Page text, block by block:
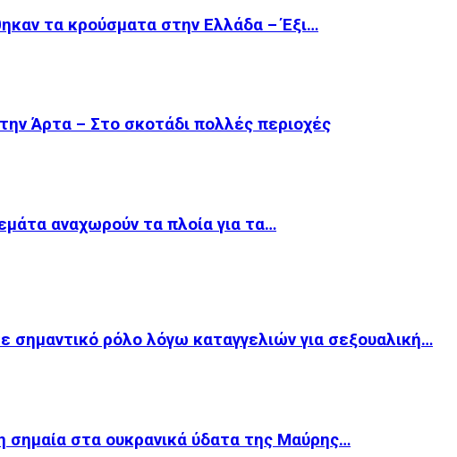
τα κρούσματα στην Ελλάδα – Έξι…
Άρτα – Στο σκοτάδι πολλές περιοχές
αναχωρούν τα πλοία για τα…
σημαντικό ρόλο λόγω καταγγελιών για σεξουαλική…
σημαία στα ουκρανικά ύδατα της Μαύρης…